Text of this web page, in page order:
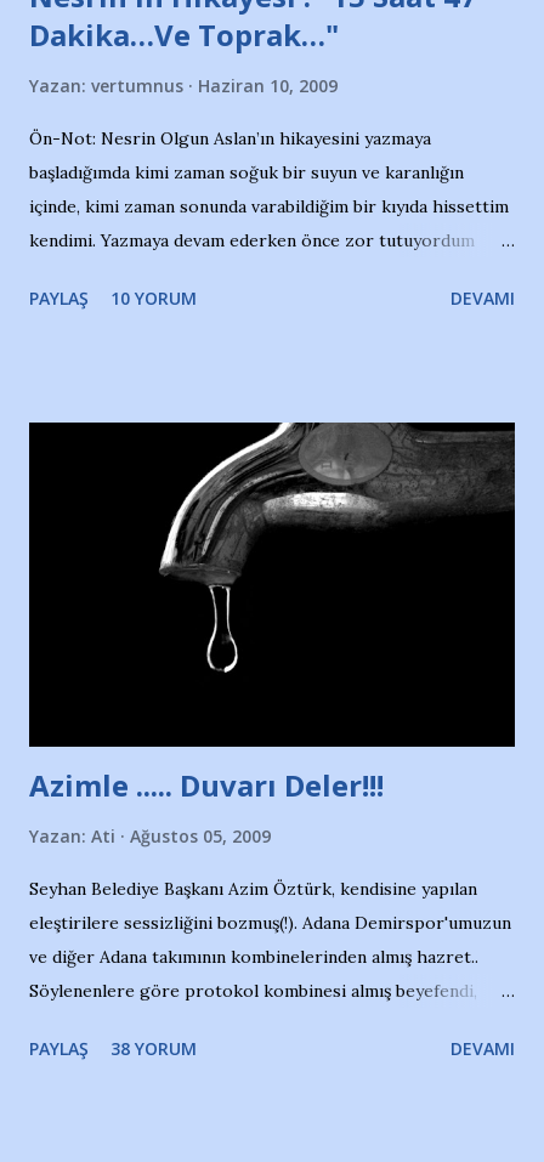
Dakika…Ve Toprak…"
Yazan: vertumnus Haziran 10, 2009
Ön-Not: Nesrin Olgun Aslan’ın hikayesini yazmaya
başladığımda kimi zaman soğuk bir suyun ve karanlığın
içinde, kimi zaman sonunda varabildiğim bir kıyıda hissettim
kendimi. Yazmaya devam ederken önce zor tutuyordum
Yazımı, ağlayarak bitirebildim ancak…Kendisinin web
Nesrin’in Hikayesi’ne başlıyorum… 1964 Adana Yüzme
havuzunun kenarında 7 yaşında kara kuru bir kız çocuğu
duruyor. Havuzun içinde Adana Demirspor Kulübü
yüzücüleri. Erkekler çoğunlukta. Küçük kız etrafına bakıyor.
Sadece 4 kız çocuğu var. Nesrin, Adana Demirspor’un 4
kızından biri oluyor o gün…Giriyor havuza. 1973 – 1975
Adana Nesrin, 16 yaşında. Yüzüyor. 7 yaşında girdiği
Türkiye 3.lüğü var. 17 yaşında mar...
PAYLAŞ 10 YORUM DEVAMI
Azimle ..... Duvarı Deler!!!
Yazan: Ati Ağustos 05, 2009
Seyhan Belediye Başkanı Azim Öztürk, kendisine yapılan
eleştirilere sessizliğini bozmuş(!). Adana Demirspor'umuzun
ve diğer Adana takımının kombinelerinden almış hazret..
Söylenenlere göre protokol kombinesi almış beyefendi,
ki kombineyi Bekir Başkan'dan alırken; dillere destan..
PAYLAŞ 38 YORUM DEVAMI